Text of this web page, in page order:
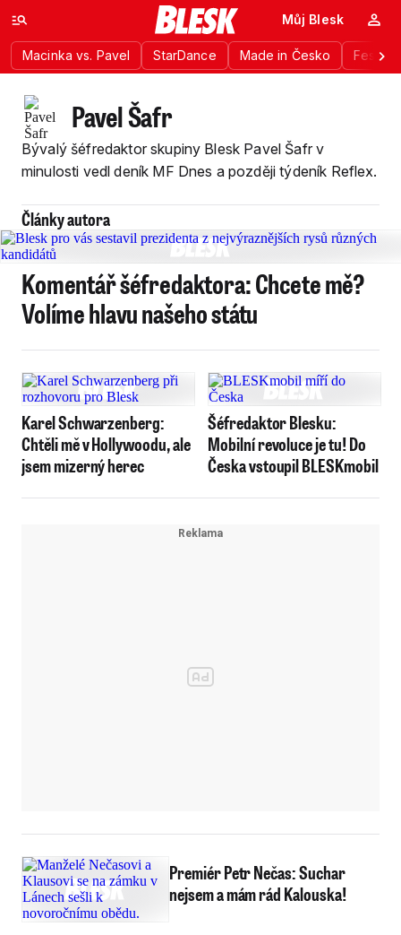
Macinka vs. Pavel StarDance Made in Česko
Můj Blesk
Pavel Šafr
Bývalý šéfredaktor skupiny Blesk Pavel Šafr v
minulosti vedl deník MF Dnes a později týdeník Reflex.
Články autora
Komentář šéfredaktora: Chcete mě?
Volíme hlavu našeho státu
Karel Schwarzenberg:
Chtěli mě v Hollywoodu, ale
jsem mizerný herec
Šéfredaktor Blesku:
Mobilní revoluce je tu! Do
Česka vstoupil BLESKmobil
Premiér Petr Nečas: Suchar
nejsem a mám rád Kalouska!